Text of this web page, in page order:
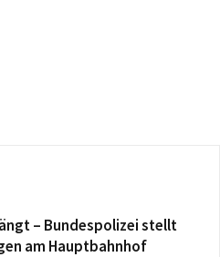
– Bundespolizei stellt
am Hauptbahnhof